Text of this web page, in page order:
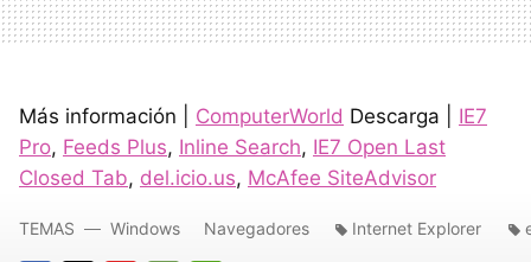
Más información | ComputerWorld Descarga | IE7
Pro, Feeds Plus, Inline Search, IE7 Open Last
Closed Tab, del.icio.us, McAfee SiteAdvisor
TEMAS Windows Navegadores Internet Explorer